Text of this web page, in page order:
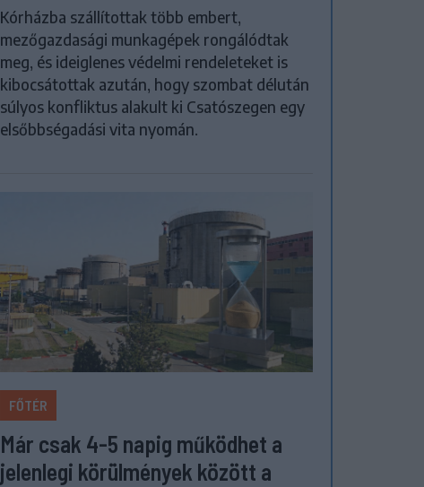
Kórházba szállítottak több embert,
mezőgazdasági munkagépek rongálódtak
meg, és ideiglenes védelmi rendeleteket is
kibocsátottak azután, hogy szombat délután
súlyos konfliktus alakult ki Csatószegen egy
elsőbbségadási vita nyomán.
FŐTÉR
Már csak 4-5 napig működhet a
jelenlegi körülmények között a